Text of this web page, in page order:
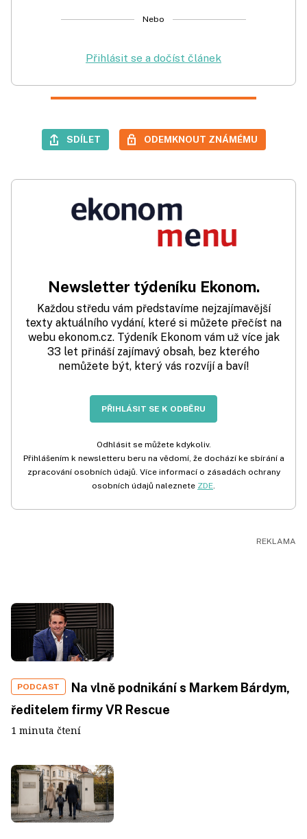
Nebo
Přihlásit se a dočíst článek
SDÍLET ODEMKNOUT ZNÁMÉMU
Newsletter týdeníku Ekonom.
Každou středu vám představíme nejzajímavější
texty aktuálního vydání, které si můžete přečíst na
webu ekonom.cz. Týdeník Ekonom vám už více jak
33 let přináší zajímavý obsah, bez kterého
nemůžete být, který vás rozvíjí a baví!
PŘIHLÁSIT SE K ODBĚRU
Odhlásit se můžete kdykoliv.
Přihlášením k newsletteru beru na vědomí, že dochází ke sbírání a
zpracování osobních údajů. Více informací o zásadách ochrany
osobních údajů naleznete ZDE.
PODCAST
Na vlně podnikání s Markem Bárdym,
ředitelem firmy VR Rescue
1 minuta čtení